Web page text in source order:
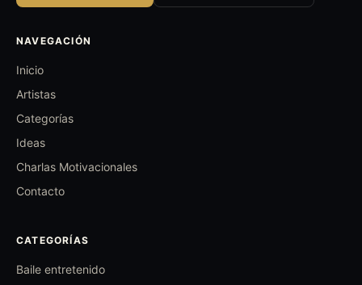
NAVEGACIÓN
Inicio
Artistas
Categorías
Ideas
Charlas Motivacionales
Contacto
CATEGORÍAS
Baile entretenido